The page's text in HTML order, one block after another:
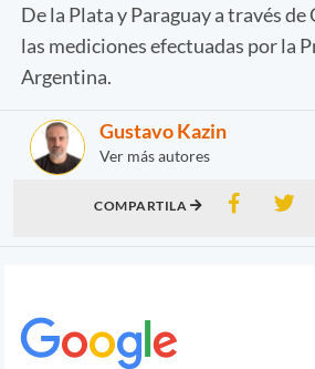
De la Plata y Paraguay a través de
las mediciones efectuadas por la
Argentina.
Gustavo Kazin
Ver más autores
COMPARTILA